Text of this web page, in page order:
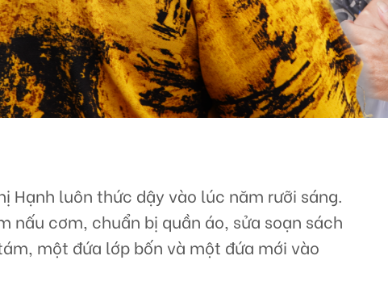
Hạnh luôn thức dậy vào lúc năm rưỡi sáng.
nấu cơm, chuẩn bị quần áo, sửa soạn sách
một đứa lớp bốn và một đứa mới vào